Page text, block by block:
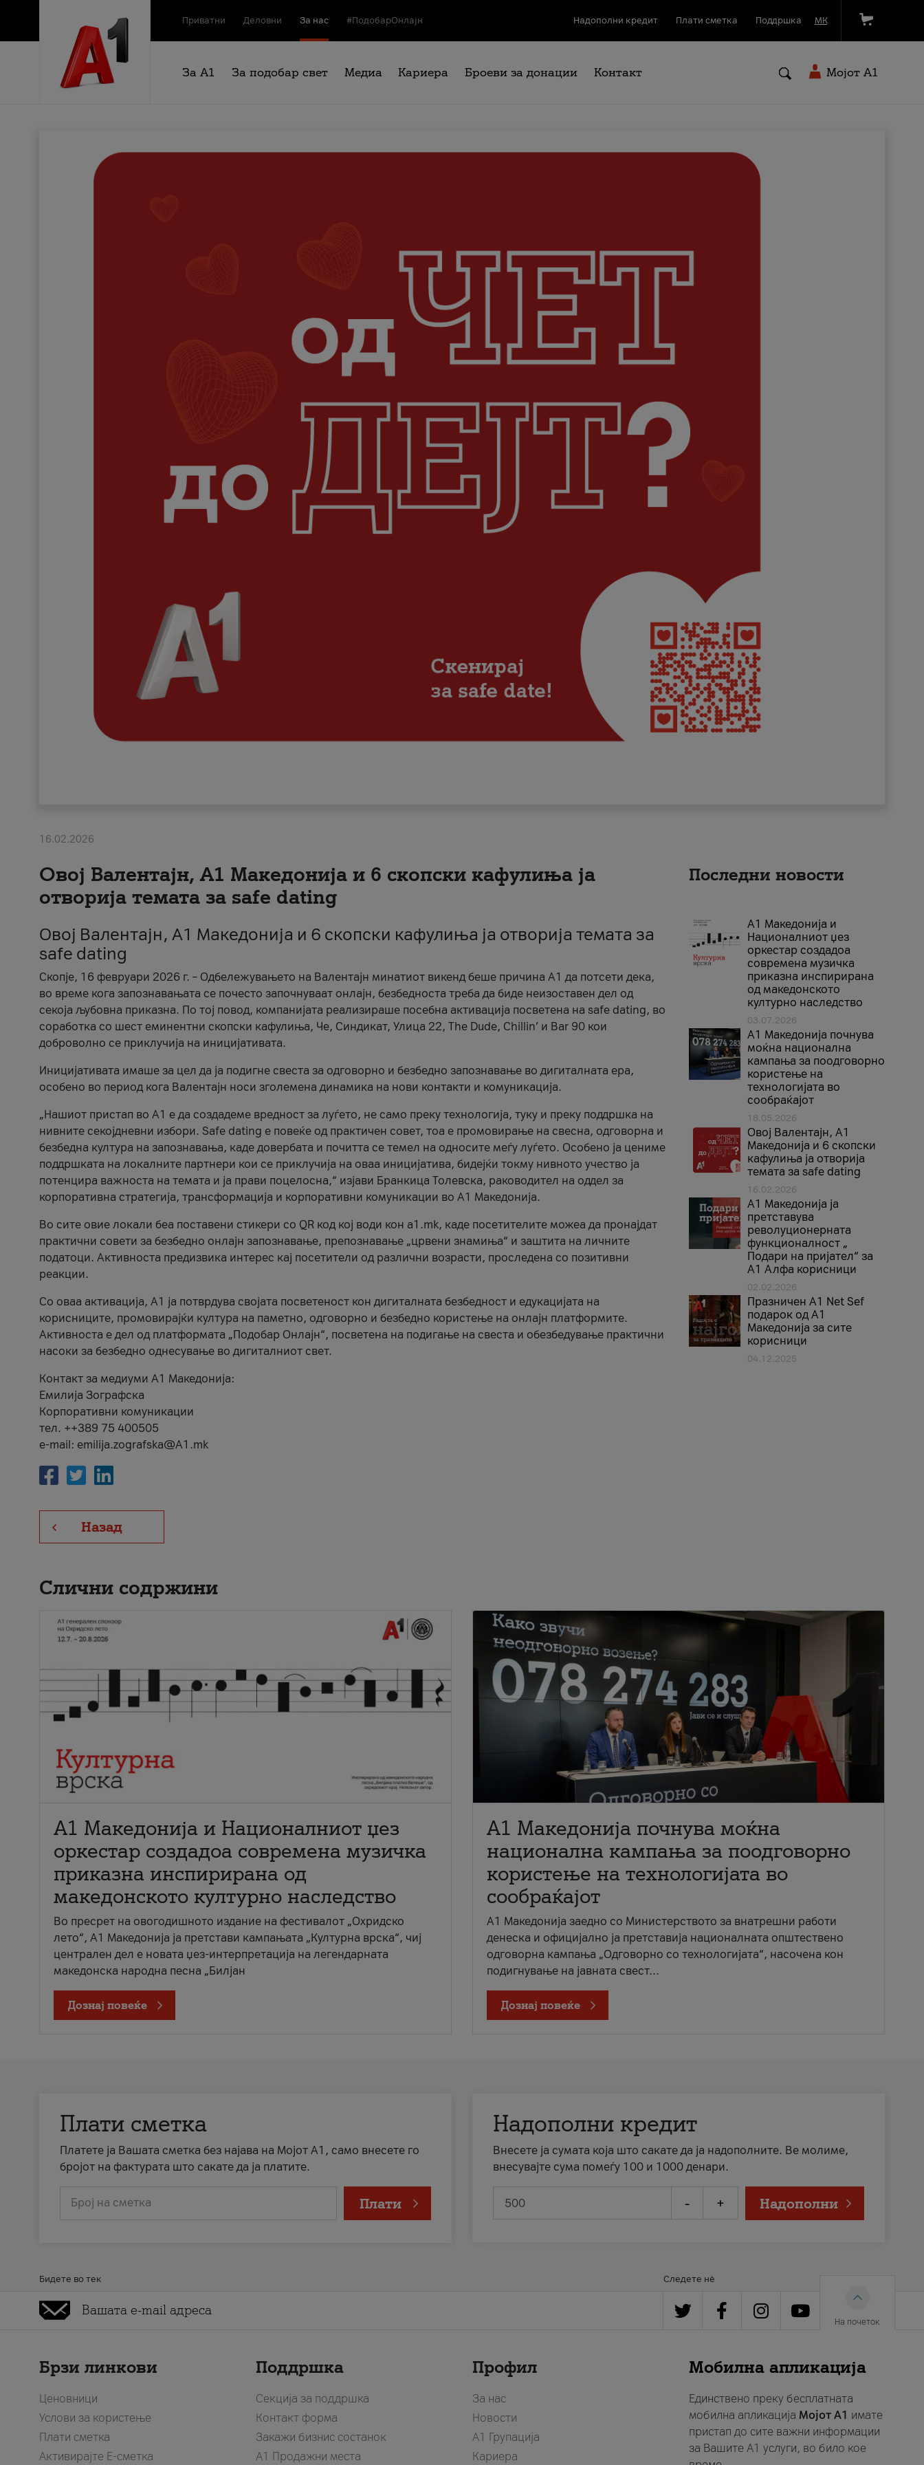
Приватни Деловни За нас #ПодобарОнлајн Надополни кредит Плати сметка Поддршка МК
За А1 За подобар свет Медиа Кариера Броеви за донации Контакт Мојот A1
16.02.2026
Овој Валентајн, A1 Македонија и 6 скопски кафулиња ја
отворија темата за safe dating
Овој Валентајн, A1 Македонија и 6 скопски кафулиња ја отворија темата за
safe dating
Скопје, 16 февруари 2026 г. – Одбележувањето на Валентајн минатиот викенд беше причина А1 да потсети дека,
во време кога запознавањата се почесто започнуваат онлајн, безбедноста треба да биде неизоставен дел од
секоја љубовна приказна. По тој повод, компанијата реализираше посебна активација посветена на safe dating, во
соработка со шест еминентни скопски кафулиња, Че, Синдикат, Улица 22, The Dude, Chillin’ и Bar 90 кои
доброволно се приклучија на иницијативата.
Иницијативата имаше за цел да ја подигне свеста за одговорно и безбедно запознавање во дигиталната ера,
особено во период кога Валентајн носи зголемена динамика на нови контакти и комуникација.
„Нашиот пристап во А1 е да создадеме вредност за луѓето, не само преку технологија, туку и преку поддршка на
нивните секојдневни избори. Safe dating е повеќе од практичен совет, тоа е промовирање на свесна, одговорна и
безбедна култура на запознавања, каде довербата и почитта се темел на односите меѓу луѓето. Особено ја цениме
поддршката на локалните партнери кои се приклучија на оваа иницијатива, бидејќи токму нивното учество ја
потенцира важноста на темата и ја прави поцелосна,“ изјави Бранкица Толевска, раководител на оддел за
корпоративна стратегија, трансформација и корпоративни комуникации во А1 Македонија.
Во сите овие локали беа поставени стикери со QR код кој води кон a1.mk, каде посетителите можеа да пронајдат
практични совети за безбедно онлајн запознавање, препознавање „црвени знамиња“ и заштита на личните
податоци. Активноста предизвика интерес кај посетители од различни возрасти, проследена со позитивни
реакции.
Со оваа активација, А1 ја потврдува својата посветеност кон дигиталната безбедност и едукацијата на
корисниците, промовирајќи култура на паметно, одговорно и безбедно користење на онлајн платформите.
Активноста е дел од платформата „Подобар Онлајн“, посветена на подигање на свеста и обезбедување практични
насоки за безбедно однесување во дигиталниот свет.
Контакт за медиуми А1 Македонија:
Емилија Зографска
Корпоративни комуникации
тел. ++389 75 400505
e-mail: emilija.zografska@A1.mk
Назад
Последни новости
А1 Македонија и
Националниот џез
оркестар создадоа
современа музичка
приказна инспирирана
од македонското
културно наследство
03.07.2026
A1 Македонија почнува
моќна национална
кампања за поодговорно
користење на
технологијата во
сообраќајот
18.05.2026
Овој Валентајн, A1
Македонија и 6 скопски
кафулиња ја отворија
темата за safe dating
16.02.2026
А1 Македонија ја
претставува
револуционерната
функционалност „
Подари на пријател“ за
А1 Алфа корисници
02.02.2026
Празничен A1 Net Sеf
подарок од А1
Македонија за сите
корисници
04.12.2025
Слични содржини
А1 Македонија и Националниот џез
оркестар создадоа современа музичка
приказна инспирирана од
македонското културно наследство
Во пресрет на овогодишното издание на фестивалот „Охридско
лето“, А1 Македонија ја претстави кампањата „Културна врска“, чиј
централен дел е новата џез-интерпретација на легендарната
македонска народна песна „Билјан
Дознај повеќе
A1 Македонија почнува моќна
национална кампања за поодговорно
користење на технологијата во
сообраќајот
A1 Македонија заедно со Министерството за внатрешни работи
денеска и официјално ја претставија националната општествено
одговорна кампања „Одговорно со технологијата“, насочена кон
подигнување на јавната свест...
Дознај повеќе
Плати сметка
Платете ја Вашата сметка без најава на Мојот А1, само внесете го
бројот на фактурата што сакате да ја платите.
Број на сметка Плати
Надополни кредит
Внесете ја сумата која што сакате да ја надополните. Ве молиме,
внесувајте сума помеѓу 100 и 1000 денари.
- + Надополни
Бидете во тек Следете нè
На почеток
Брзи линкови
Ценовници
Услови за користење
Плати сметка
Активирајте Е-сметка
Поддршка
Секција за поддршка
Контакт форма
Закажи бизнис состанок
A1 Продажни места
Профил
За нас
Новости
А1 Групација
Кариера
Мобилна апликација
Единствено преку бесплатната
мобилна апликација Мојот A1 имате
пристап до сите важни информации
за Вашите A1 услуги, во било кое